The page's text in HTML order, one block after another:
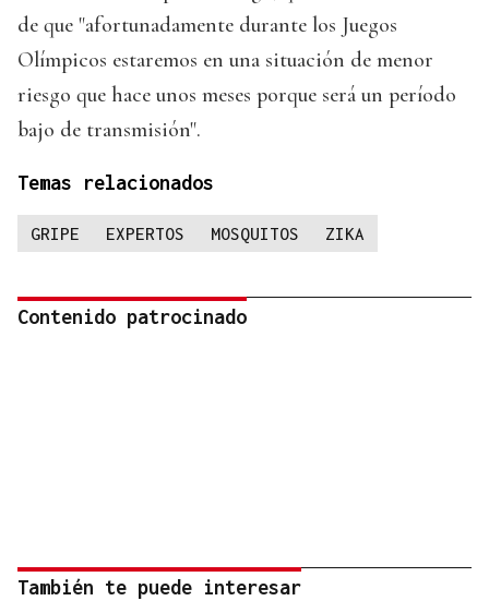
de que "afortunadamente durante los Juegos
Olímpicos estaremos en una situación de menor
riesgo que hace unos meses porque será un período
bajo de transmisión".
Temas relacionados
GRIPE EXPERTOS MOSQUITOS ZIKA
Contenido patrocinado
También te puede interesar